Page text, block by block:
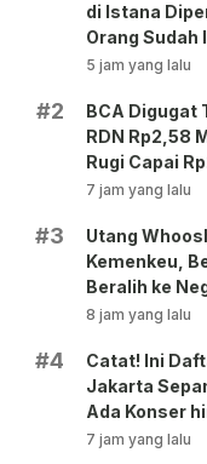
di Istana
Orang Sudah
5 jam yang lalu
#2
BCA Digugat
RDN Rp2,58
Rugi Capai
7 jam yang lalu
#3
Utang
Kemenkeu,
Beralih ke
8 jam yang lalu
#4
Catat! Ini
Jakarta
Ada Konser
vs AC Milan
7 jam yang lalu